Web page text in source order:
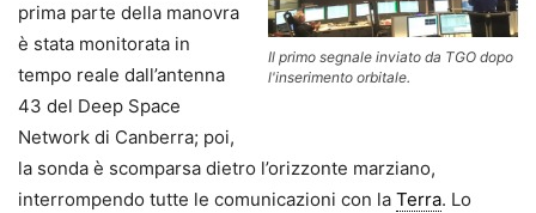
Il primo segnale inviato da TGO dopo
l'inserimento orbitale.
prima parte della manovra
è stata monitorata in
tempo reale dall’antenna
43 del Deep Space
Network di Canberra; poi,
la sonda è scomparsa dietro l’orizzonte marziano,
interrompendo tutte le comunicazioni con la Terra. Lo